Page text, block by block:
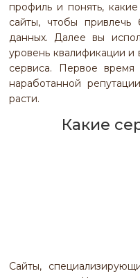
профиль и понять,
сайты, чтобы привлечь
данных. Далее вы
уровень квалификации и
сервиса. Первое
наработанной
расти.
Какие
Сайты,